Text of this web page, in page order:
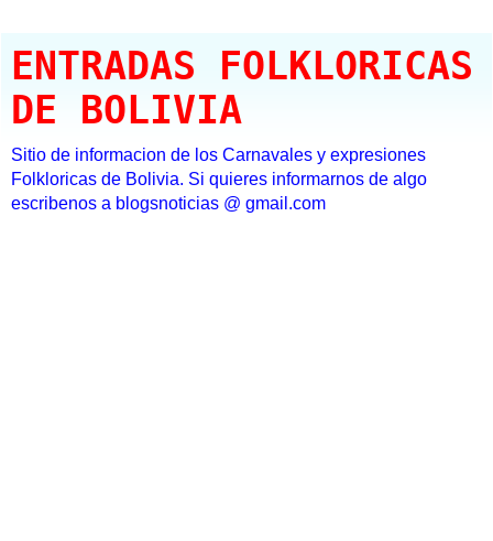
ENTRADAS FOLKLORICAS
DE BOLIVIA
Sitio de informacion de los Carnavales y expresiones
Folkloricas de Bolivia. Si quieres informarnos de algo
escribenos a blogsnoticias @ gmail.com